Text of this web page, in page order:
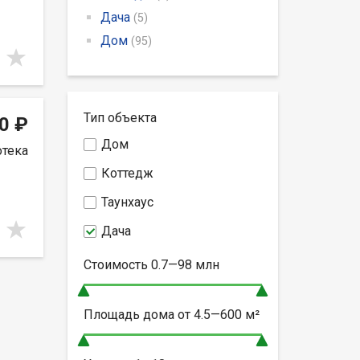
₽
Дача (5)
Дом (95)
Тип объекта
Дом
Коттедж
Таунхаус
Дача
Стоимость 0.7—98 млн
Площадь дома от 4.5—600м²